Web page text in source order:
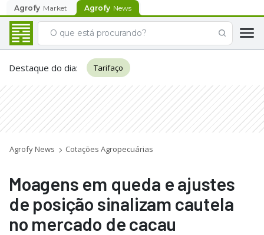
Agrofy Market Agrofy News
Destaque do dia: Tarifaço
Agrofy News Cotações Agropecuárias
Moagens em queda e ajustes
de posição sinalizam cautela
no mercado de cacau